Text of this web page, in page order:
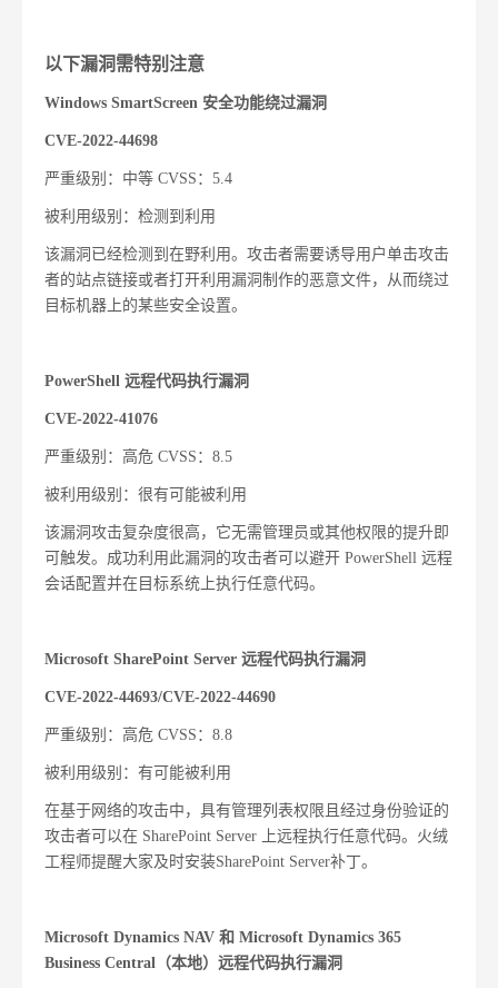
以下漏洞需特别注意
Windows SmartScreen 安全功能绕过漏洞
CVE-2022-44698
严重级别：中等 CVSS ： 5.4
被利用级别：检测到利用
该漏洞已经检测到在野利用。攻击者需要诱导用户单击攻击
者的站点链接或者打开利用漏洞制作的恶意文件，从而绕过
目标机器上的某些安全设置。
PowerShell 远程代码执行漏洞
CVE-2022-41076
严重级别：高危 CVSS ： 8.5
被利用级别：很有可能被利用
该漏洞攻击复杂度很高，它无需管理员或其他权限的提升即
可触发。成功利用此漏洞的攻击者可以避开 PowerShell 远程
会话配置并在目标系统上执行任意代码。
Microsoft SharePoint Server 远程代码执行漏洞
CVE-2022-44693/CVE-2022-44690
严重级别：高危 CVSS ： 8.8
被利用级别：有可能被利用
在基于网络的攻击中，具有管理列表权限且经过身份验证的
攻击者可以在 SharePoint Server
上远程执行任意代码。火绒
工程师提醒大家及时安装SharePoint Server补丁。
Microsoft Dynamics NAV 和 Microsoft Dynamics 365
Business Central （本地）远程代码执行漏洞